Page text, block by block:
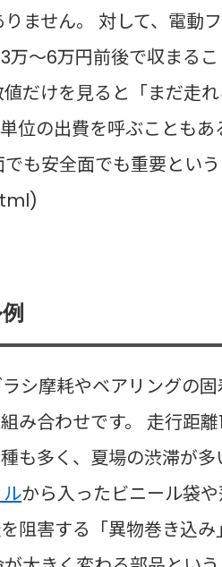
ません。 対して、電動
〜6万円前後で収まるこ
だけを見ると「まだ走
位の出費を呼ぶこともあ
も安全面でも重要という
シ摩耗やベアリングの
み合わせです。 走行距
も多く、夏場の渋滞が多
から入ったビニール袋
阻害する「異物巻き込